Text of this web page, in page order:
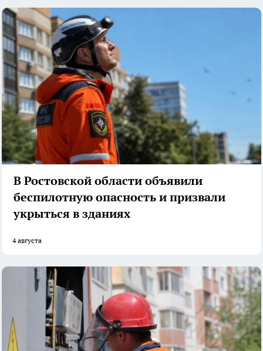
В Ростовской области объявили
беспилотную опасность и призвали
укрыться в зданиях
4 августа